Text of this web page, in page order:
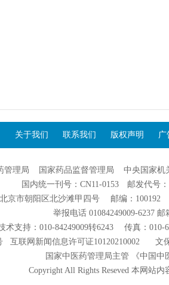
关于我们 联系我们 版权声明 广
管理局 国家药品监督管理局 中央国家机
国内统一刊号：CN11-0153 邮发代号：
京市朝阳区北沙滩甲四号 邮编：100192
举报电话 01084249009-6237 邮
术支持：010-84249009转6243 传真：010-
互联网新闻信息许可证10120210002文保
国家中医药管理局主管 《中国
Copyright All Rights Reseved 本网站